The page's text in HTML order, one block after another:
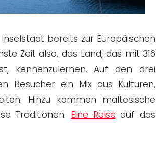
bereits zur Europäischen
Zeit also, das Land, das mit 316
kennenzulernen. Auf den drei
Besucher ein Mix aus Kulturen,
Hinzu kommen maltesische
Traditionen. Eine Reise auf das